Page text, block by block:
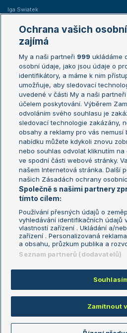
Iga Swiatek
Žebříčky
Žebříček ATP (muži)
Žebříček WTA (ženy)
Sázkařský žebříček
French
US
Turnaj
Turnaj
Aktualní trendy
Fotbalové přestupy
Livesport Daily
LS Prague Open
Podmínky užití
GDPR a žurnalistika
Reklama
Kontakt
údajů
Copyright © 2008-2026 TenisPortal.cz.
Ochrana vašich
zajímá
My a naši partneři 999 ukládáme
osobní údaje, jako jsou údaje o
identifikátory, a máme k nim
umožňuje, aby sledovací
uvedené v části My a naši
účelem poskytování. Výběrem
odvoláním svého souhlasu je
sledovací technologie zakázány,
obsahy a reklamy pro vás nemusí
nabídku můžete kdykoli znovu
nebo souhlas odvolat kliknutím na
ve spodní části webové stránky.
našem Internetová stránka. Další
našich Zásadách ochrany
Společně s našimi partnery
tímto cílem:
Používání přesných údajů o
vyhledávání identifikačních údajů
vlastností zařízení . Ukládání a/
zařízení . Personalizovaná
a obsahu, průzkum publika a
Seznam partnerů (dodavatelů)
Zamítnout